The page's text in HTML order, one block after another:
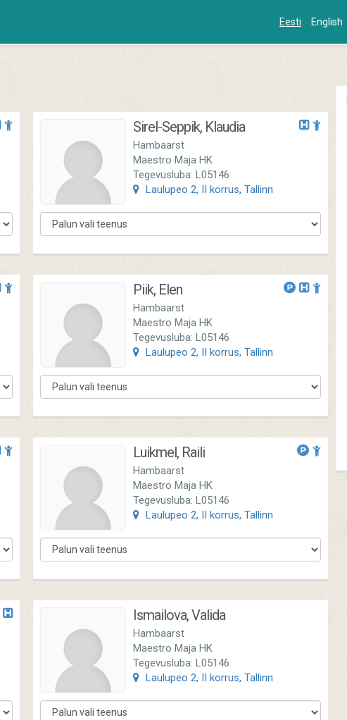
Eesti English
Sirel-Seppik, Klaudia
Hambaarst
Maestro Maja HK
Tegevusluba: L05146
Laulupeo 2, II korrus, Tallinn
Piik, Elen
Hambaarst
Maestro Maja HK
Tegevusluba: L05146
Laulupeo 2, II korrus, Tallinn
Luikmel, Raili
Hambaarst
Maestro Maja HK
Tegevusluba: L05146
Laulupeo 2, II korrus, Tallinn
Ismailova, Valida
Hambaarst
Maestro Maja HK
Tegevusluba: L05146
Laulupeo 2, II korrus, Tallinn